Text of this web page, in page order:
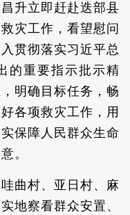
升立即赶赴迭部县
灾工作，看望慰问
贯彻落实习近平总
的重要指示批示精
明确目标任务，畅
各项救灾工作，用
保障人民群众生命
。
曲村、亚日村、麻
地察看群众安置、